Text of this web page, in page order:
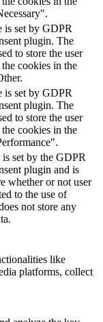
is set by GDPR
plugin. The
to store the user
cookies in the
is set by GDPR
plugin. The
to store the user
cookies in the
set by the GDPR
plugin and is
whether or not user
to the use of
not store any
like
platforms, collect